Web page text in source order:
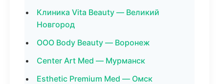
Клиника Vita Beauty — Великий
Новгород
ООО Body Beauty — Воронеж
Center Art Med — Мурманск
Esthetic Premium Med — Омск